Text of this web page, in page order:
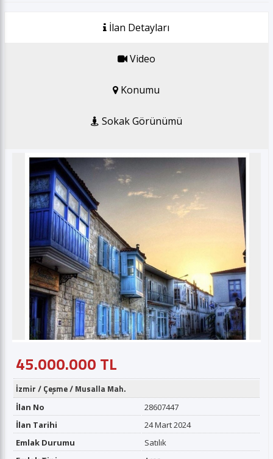
İlan Detayları
Video
Konumu
Sokak Görünümü
45.000.000 TL
İzmir / Çeşme/ Musalla Mah.
İlan No
28607447
İlan Tarihi
24 Mart 2024
Emlak Durumu
Satılık